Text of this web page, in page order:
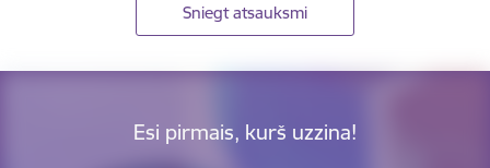
Sniegt atsauksmi
Esi pirmais, kurš uzzina!